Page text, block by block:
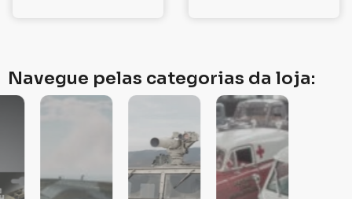
Navegue pelas categorias da loja: